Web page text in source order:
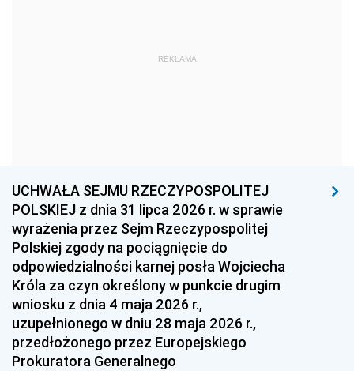
1968
1954 1953 1952
1951 1950 1949
1948 1947
1939 1938 1937
1936 1930
REKLAMA
UCHWAŁA SEJMU RZECZYPOSPOLITEJ
POLSKIEJ z dnia 31 lipca 2026 r. w sprawie
wyrażenia przez Sejm Rzeczypospolitej
Polskiej zgody na pociągnięcie do
odpowiedzialności karnej posła Wojciecha
Króla za czyn określony w punkcie drugim
wniosku z dnia 4 maja 2026 r.,
uzupełnionego w dniu 28 maja 2026 r.,
przedłożonego przez Europejskiego
Prokuratora Generalnego